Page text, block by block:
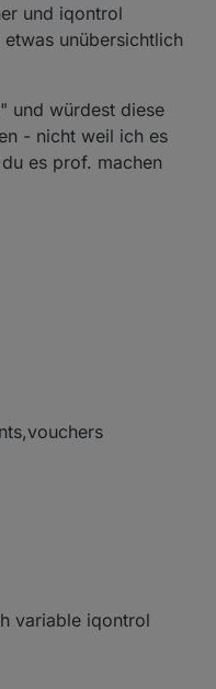
und iqontrol
unübersichtlich
und würdest diese
- nicht weil ich es
es prof. machen
variable iqontrol